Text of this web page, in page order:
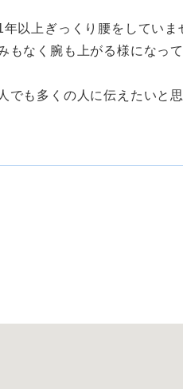
年以上ぎっくり腰をしてい
もなく腕も上がる様になっ
でも多くの人に伝えたいと